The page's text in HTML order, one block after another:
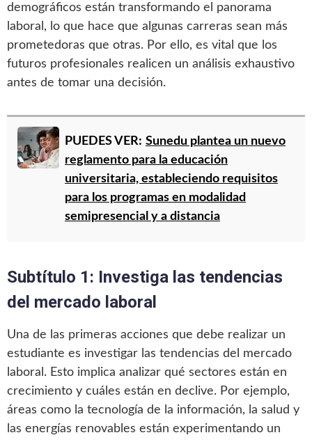
demográficos están transformando el panorama
laboral, lo que hace que algunas carreras sean más
prometedoras que otras. Por ello, es vital que los
futuros profesionales realicen un análisis exhaustivo
antes de tomar una decisión.
PUEDES VER: Sunedu plantea un nuevo
reglamento para la educación
universitaria, estableciendo requisitos
para los programas en modalidad
semipresencial y a distancia
Subtítulo 1: Investiga las tendencias
del mercado laboral
Una de las primeras acciones que debe realizar un
estudiante es investigar las tendencias del mercado
laboral. Esto implica analizar qué sectores están en
crecimiento y cuáles están en declive. Por ejemplo,
áreas como la tecnología de la información, la salud y
las energías renovables están experimentando un